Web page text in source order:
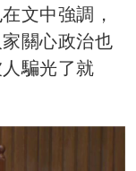
文中強調，
關心政治也
騙光了就